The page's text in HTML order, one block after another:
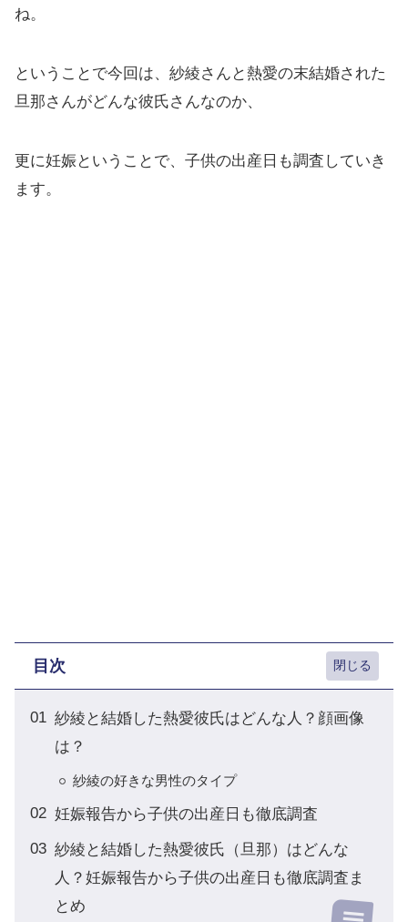
ね。
ということで今回は、紗綾さんと熱愛の末結婚された
旦那さんがどんな彼氏さんなのか、
更に妊娠ということで、子供の出産日も調査していき
ます。
目次
紗綾と結婚した熱愛彼氏はどんな人？顔画像
は？
紗綾の好きな男性のタイプ
妊娠報告から子供の出産日も徹底調査
紗綾と結婚した熱愛彼氏（旦那）はどんな
人？妊娠報告から子供の出産日も徹底調査ま
とめ